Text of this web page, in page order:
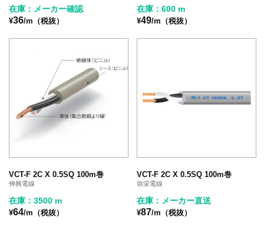
在庫：メーカー確認
¥36/m（税抜）
在庫：600 m
¥49/m（税抜）
VCT-F 2C X 0.5SQ 100m巻
伸興電線
在庫：3500 m
¥64/m（税抜）
VCT-F 2C X 0.5SQ 100m巻
弥栄電線
在庫：メーカー直送
¥87/m（税抜）